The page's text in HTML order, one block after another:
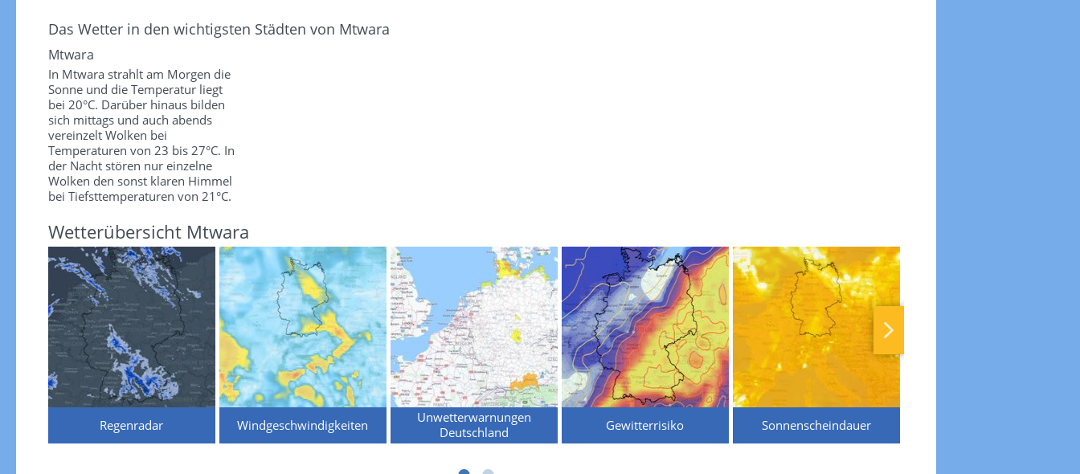
Das Wetter in den wichtigsten Städten von Mtwara
Mtwara
In Mtwara strahlt am Morgen die
Sonne und die Temperatur liegt
bei 20°C. Darüber hinaus bilden
sich mittags und auch abends
vereinzelt Wolken bei
Temperaturen von 23 bis 27°C. In
der Nacht stören nur einzelne
Wolken den sonst klaren Himmel
bei Tiefsttemperaturen von 21°C.
Wetterübersicht Mtwara
Regenradar Windgeschwindigkeiten
Unwetterwarnungen
Deutschland
Gewitterrisiko Sonnenscheindauer